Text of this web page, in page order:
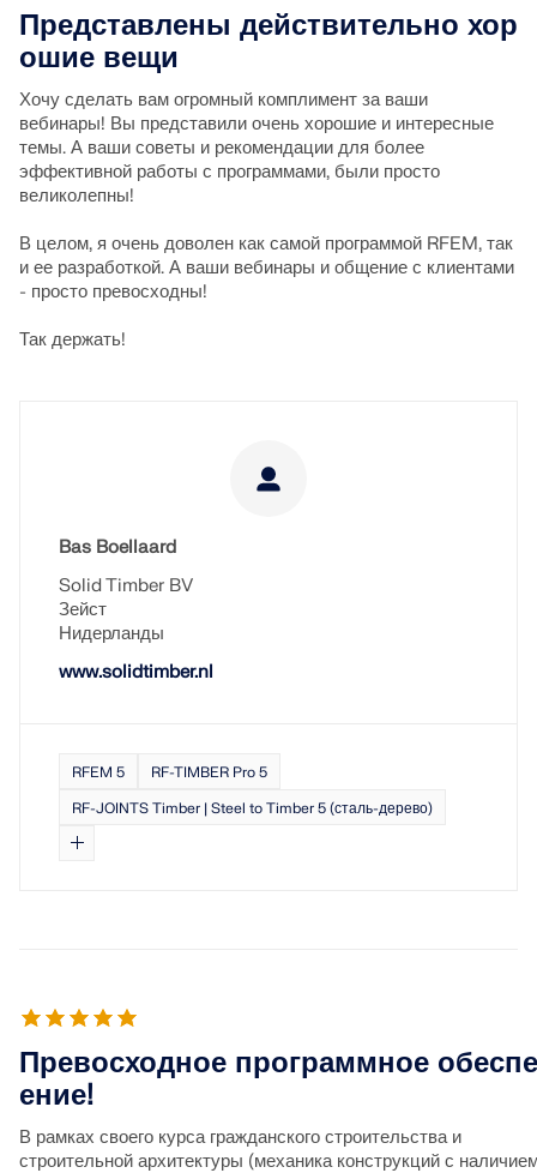
Представлены действительно хор
ошие вещи
Хочу сделать вам огромный комплимент за ваши
вебинары! Вы представили очень хорошие и интересные
темы. А ваши советы и рекомендации для более
эффективной работы с программами, были просто
великолепны!
В целом, я очень доволен как самой программой RFEM, так
и ее разработкой. А ваши вебинары и общение с клиентами
- просто превосходны!
Так держать!
Bas Boellaard
Solid Timber BV
Зейст
Нидерланды
www.solidtimber.nl
RFEM 5
RF-TIMBER Pro 5
RF-JOINTS Timber | Steel to Timber 5 (сталь-дерево)
Превосходное программное
ение!
В рамках своего курса гражданского строительства и
строительной архитектуры (механика конструкций с